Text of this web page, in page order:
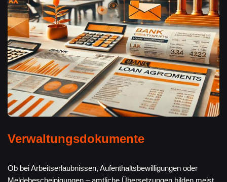
Verwaltungsdokumente
Ob bei Arbeitserlaubnissen, Aufenthaltsbewilligungen oder